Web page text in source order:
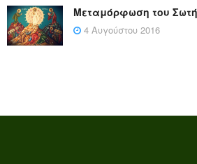
Μεταμόρφωση του
4 Αυγούστου 2016